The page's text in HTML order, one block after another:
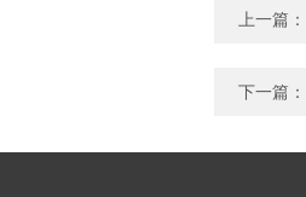
上一篇：
下一篇：